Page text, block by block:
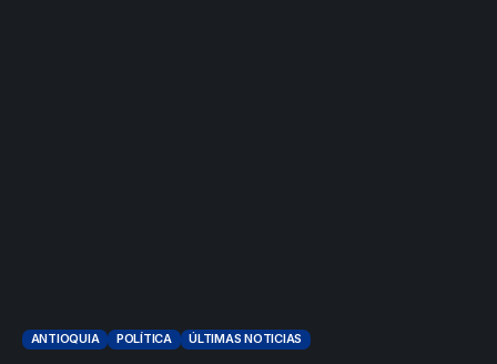
ANTIOQUIA POLÍTICA ÚLTIMAS NOTICIAS